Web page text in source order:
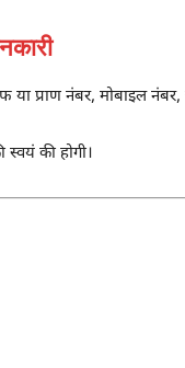
या प्राण नंबर, मोबाइल
स्वयं की होगी।